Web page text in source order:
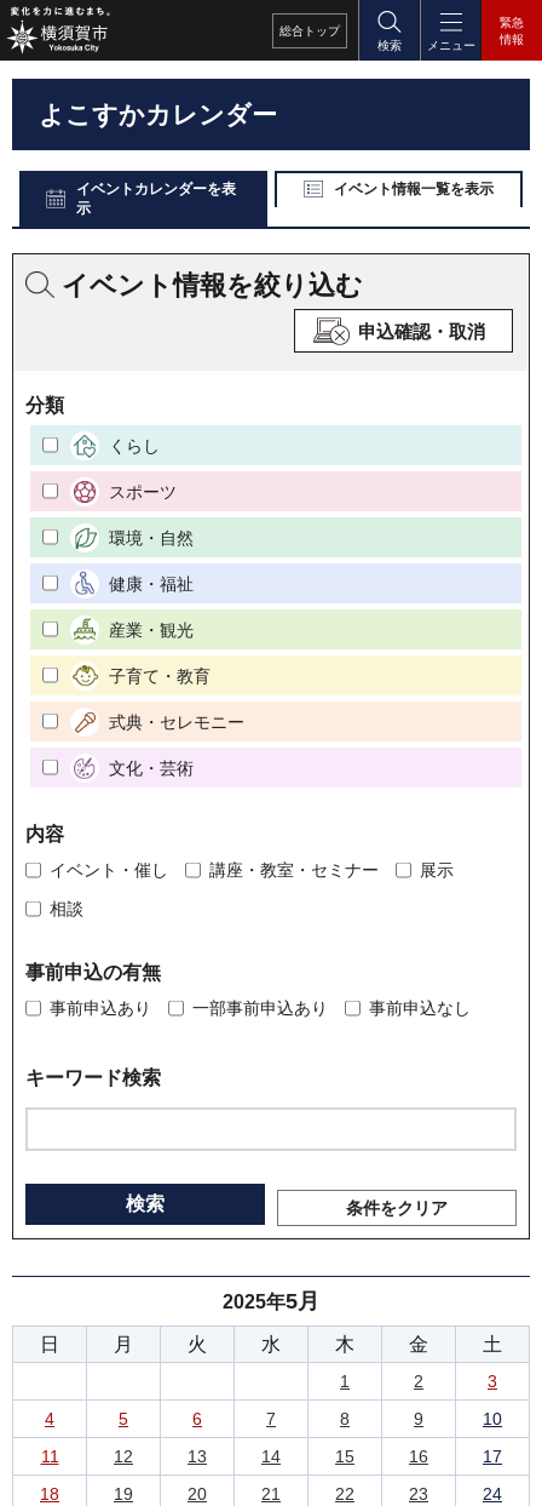
総合 トップ
検索
メニュー
緊急
情報
よこすかカレンダー
イベントカレンダーを表
示
イベント情報一覧を表示
イベント情報を絞り込む
申込確認・取消
分類
くらし
スポーツ
環境・自然
健康・福祉
産業・観光
子育て・教育
式典・セレモニー
文化・芸術
内容
イベント・催し 講座・教室・セミナー
展示
相談
事前申込の有無
事前申込あり 一部事前申込あり 事前申込なし
キーワード検索
条件をクリア
2025年5月
日 月 火 水 木 金 土
1 2
3
4
5 6 7 8 9
10
11
12 13 14 15 16
17
18
19 20 21 22 23
24